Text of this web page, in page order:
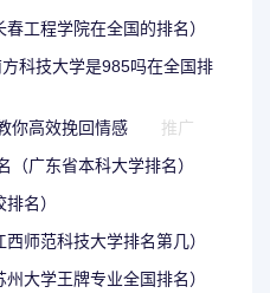
工程学院在全国的排名）
科技大学是985吗在全国排
你高效挽回情感
推广
广东省本科大学排名）
名）
师范科技大学排名第几）
大学王牌专业全国排名）